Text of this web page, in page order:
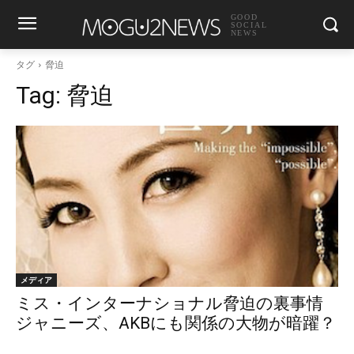
GOOD
SOCIAL
NEWS
タグ 脅迫
Tag: 脅迫
メディア
ミス・インターナショナル脅迫の裏事情
ジャニーズ、AKBにも関係の大物が暗躍？